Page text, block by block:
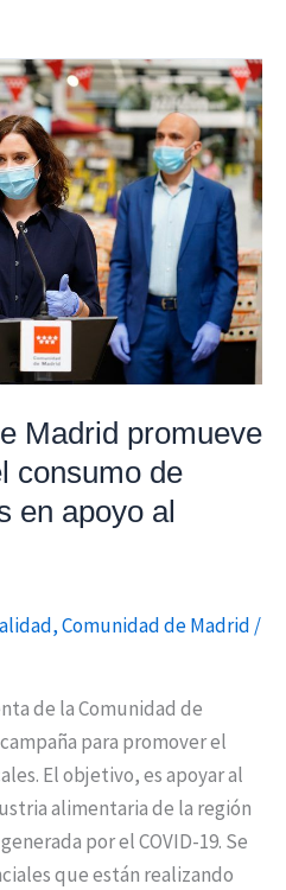
Madrid promueve
consumo de
en apoyo al
,Comunidad de Madrid /
de la Comunidad de
para promover el
El objetivo, es apoyar al
alimentaria de la región
por el COVID-19. Se
que están realizando